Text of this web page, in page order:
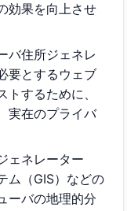
効果を向上させ
バ住所ジェネレ
要とするウェブ
するために、
実在のプライバ
ェネレーター
ム（GIS）などの
ーバの地理的分